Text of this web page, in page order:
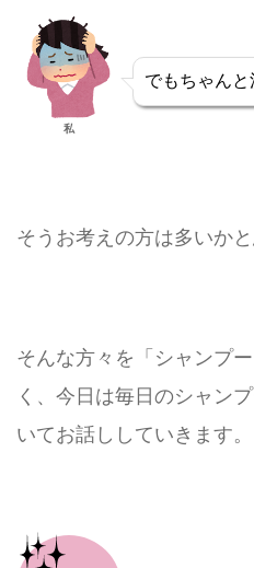
私
でもちゃんと
そうお考えの方は多いかと
そんな方々を「シャンプ
く、今日は毎日のシャン
いてお話ししていきます。